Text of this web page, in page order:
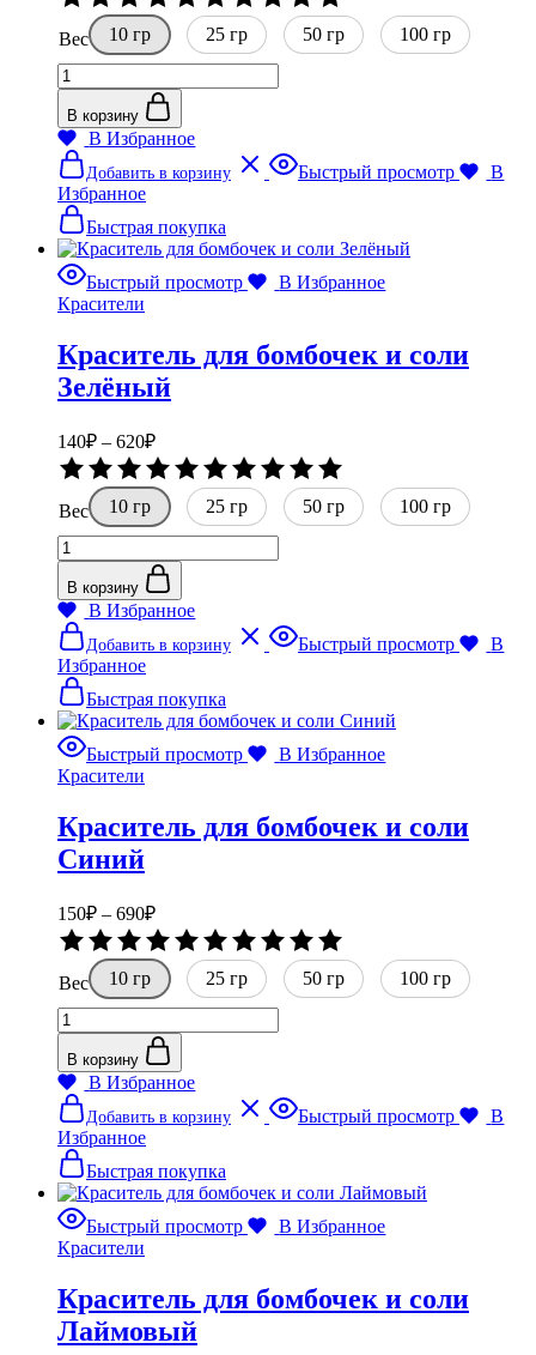
140₽
620₽
0
из
5
Вес 10 гр 25 гр 50 гр
100 гр
Количество
товара
Краситель
для
бомбочек
и
соли
Красный
В корзину
В Избранное
Добавить в корзину
Этот
товар
вариаций.
можно
странице
товара.
Быстрый просмотр
В
Избранное
Быстрая покупка
Быстрый просмотр
В Избранное
Красители
Краситель для бомбочек и соли
Зелёный
140₽ – 620₽Диапазон
цен:
140₽
620₽
0
из
5
Вес 10 гр 25 гр 50 гр
100 гр
Количество
товара
Краситель
для
бомбочек
и
соли
Зелёный
В корзину
В Избранное
Добавить в корзину
Этот
товар
вариаций.
можно
странице
товара.
Быстрый просмотр
В
Избранное
Быстрая покупка
Быстрый просмотр
В Избранное
Красители
Краситель для бомбочек и соли
Синий
150₽ – 690₽Диапазон
цен:
150₽
690₽
0
из
5
Вес 10 гр 25 гр 50 гр
100 гр
Количество
товара
Краситель
для
бомбочек
и
соли
Синий
В корзину
В Избранное
Добавить в корзину
Этот
товар
вариаций.
можно
странице
товара.
Быстрый просмотр
В
Избранное
Быстрая покупка
Быстрый просмотр
В Избранное
Красители
Краситель для бомбочек и соли
Лаймовый